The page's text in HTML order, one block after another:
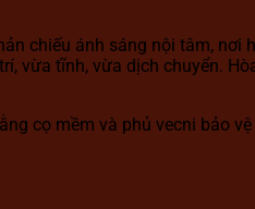
chiếu ánh sáng nội tâm, nơi
vừa tĩnh, vừa dịch chuyển.
cọ mềm và phủ vecni bảo